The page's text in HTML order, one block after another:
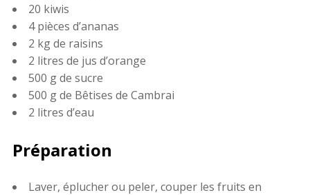
20 kiwis
4 pièces d’ananas
2 kg de raisins
2 litres de jus d’orange
500 g de sucre
500 g de Bêtises de Cambrai
2 litres d’eau
Préparation
Laver, éplucher ou peler, couper les fruits en